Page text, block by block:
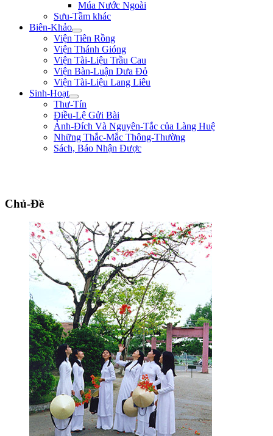
Múa Nước Ngoài
Sưu-Tầm khác
Biên-Khảo
Viện Tiên Rồng
Viện Thánh Gióng
Viện Tài-Liệu Trầu Cau
Viện Bàn-Luận Dưa Đỏ
Viện Tài-Liệu Lang Liêu
Sinh-Hoạt
Thư-Tín
Điều-Lệ Gửi Bài
Ảnh-Đích Và Nguyên-Tắc của Làng Huệ
Những Thắc-Mắc Thông-Thường
Sách, Báo Nhận Được
Chủ-Đề